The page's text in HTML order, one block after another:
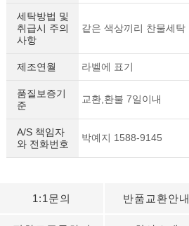
세탁방법 및
취급시 주의
사항
같은 색상끼리 찬물세탁
제조연월 라벨에 표기
품질보증기
준
교환,환불 7일이내
A/S 책임자
와 전화번호
박예지 1588-9145
1:1문의 반품교환안내